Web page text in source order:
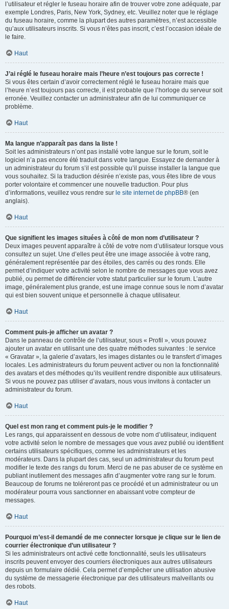
l’utilisateur et régler le fuseau horaire afin de trouver votre zone adéquate, par
exemple Londres, Paris, New York, Sydney, etc. Veuillez noter que le réglage
du fuseau horaire, comme la plupart des autres paramètres, n’est accessible
qu’aux utilisateurs inscrits. Si vous n’êtes pas inscrit, c’est l’occasion idéale de
le faire.
Haut
J’ai réglé le fuseau horaire mais l’heure n’est toujours pas correcte !
Si vous êtes certain d’avoir correctement réglé le fuseau horaire mais que
l’heure n’est toujours pas correcte, il est probable que l’horloge du serveur soit
erronée. Veuillez contacter un administrateur afin de lui communiquer ce
problème.
Haut
Ma langue n’apparaît pas dans la liste !
Soit les administrateurs n’ont pas installé votre langue sur le forum, soit le
logiciel n’a pas encore été traduit dans votre langue. Essayez de demander à
un administrateur du forum s’il est possible qu’il puisse installer la langue que
vous souhaitez. Si la traduction désirée n’existe pas, vous êtes libre de vous
porter volontaire et commencer une nouvelle traduction. Pour plus
d’informations, veuillez vous rendre sur le site internet de phpBB® (en
anglais).
Haut
Que signifient les images situées à côté de mon nom d’utilisateur ?
Deux images peuvent apparaître à côté de votre nom d’utilisateur lorsque vous
consultez un sujet. Une d’elles peut être une image associée à votre rang,
généralement représentée par des étoiles, des carrés ou des ronds. Elle
permet d’indiquer votre activité selon le nombre de messages que vous avez
publié, ou permet de différencier votre statut particulier sur le forum. L’autre
image, généralement plus grande, est une image connue sous le nom d’avatar
qui est bien souvent unique et personnelle à chaque utilisateur.
Haut
Comment puis-je afficher un avatar ?
Dans le panneau de contrôle de l’utilisateur, sous « Profil », vous pouvez
ajouter un avatar en utilisant une des quatre méthodes suivantes : le service
« Gravatar », la galerie d’avatars, les images distantes ou le transfert d’images
locales. Les administrateurs du forum peuvent activer ou non la fonctionnalité
des avatars et des méthodes qu’ils veuillent rendre disponible aux utilisateurs.
Si vous ne pouvez pas utiliser d’avatars, nous vous invitons à contacter un
administrateur du forum.
Haut
Quel est mon rang et comment puis-je le modifier ?
Les rangs, qui apparaissent en dessous de votre nom d’utilisateur, indiquent
votre activité selon le nombre de messages que vous avez publié ou identifient
certains utilisateurs spécifiques, comme les administrateurs et les
modérateurs. Dans la plupart des cas, seul un administrateur du forum peut
modifier le texte des rangs du forum. Merci de ne pas abuser de ce système en
publiant inutilement des messages afin d’augmenter votre rang sur le forum.
Beaucoup de forums ne toléreront pas ce procédé et un administrateur ou un
modérateur pourra vous sanctionner en abaissant votre compteur de
messages.
Haut
Pourquoi m’est-il demandé de me connecter lorsque je clique sur le lien de
courrier électronique d’un utilisateur ?
Si les administrateurs ont activé cette fonctionnalité, seuls les utilisateurs
inscrits peuvent envoyer des courriers électroniques aux autres utilisateurs
depuis un formulaire dédié. Cela permet d’empêcher une utilisation abusive
du système de messagerie électronique par des utilisateurs malveillants ou
des robots.
Haut